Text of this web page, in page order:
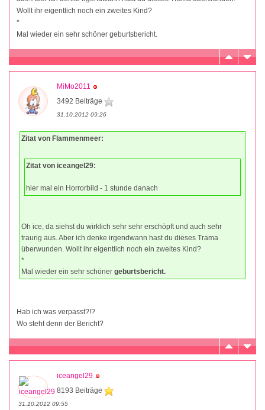
Wollt ihr eigentlich noch ein zweites Kind?
*
Mal wieder ein sehr schöner geburtsbericht.
MiMo2011
3492 Beiträge
31.10.2012 09:26
Zitat von Flammenmeer:
Zitat von iceangel29:
hier mal ein Horrorbild - 1 stunde danach
Oh ice, da siehst du wirklich sehr sehr erschöpft und auch sehr
traurig aus. Aber ich denke irgendwann hast du dieses Trama
überwunden. Wollt ihr eigentlich noch ein zweites Kind?
*
Mal wieder ein sehr schöner geburtsbericht.
Hab ich was verpasst?!?
Wo steht denn der Bericht?
iceangel29
8193 Beiträge
31.10.2012 09:55